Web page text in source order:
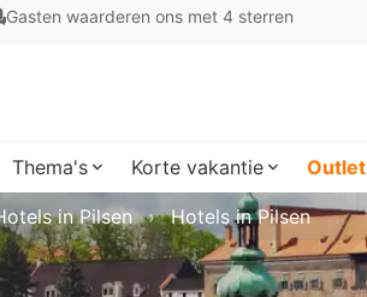
Gasten waarderen ons met 4 sterren
Thema's Korte vakantie Outlet
in Pilsen Hotels in Pilsen